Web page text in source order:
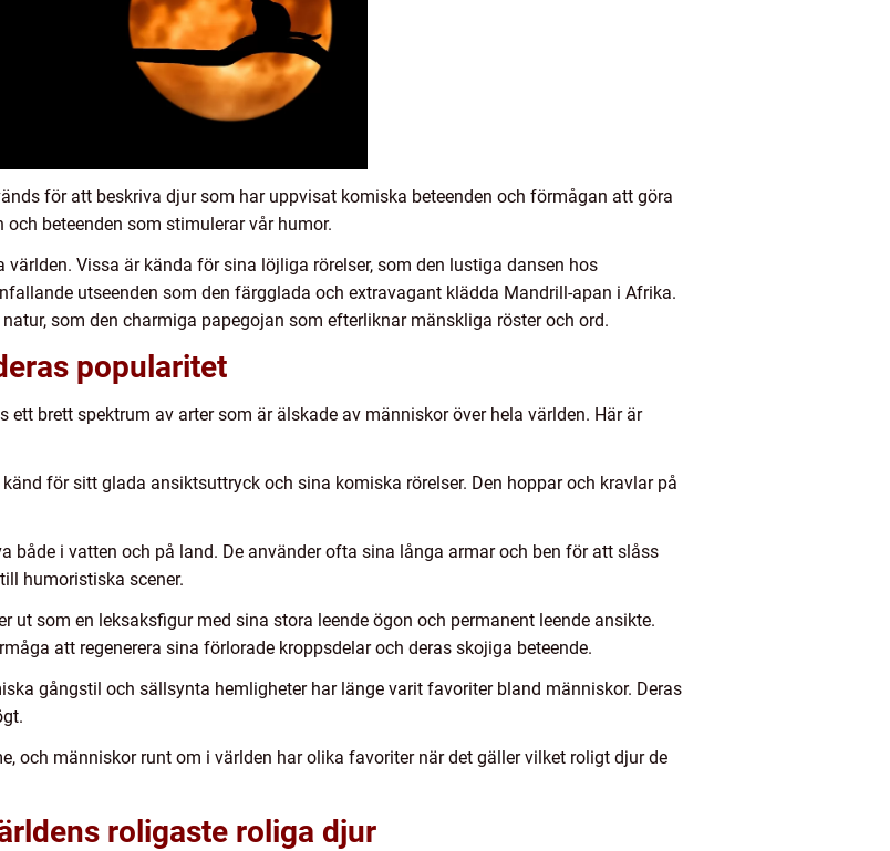
för att beskriva djur som har uppvisat komiska beteenden och förmågan att göra
beteenden som stimulerar vår humor.
Vissa är kända för sina löjliga rörelser, som den lustiga dansen hos
utseenden som den färgglada och extravagant klädda Mandrill-apan i Afrika.
som den charmiga papegojan som efterliknar mänskliga röster och ord.
popularitet
ett brett spektrum av arter som är älskade av människor över hela världen. Här är
för sitt glada ansiktsuttryck och sina komiska rörelser. Den hoppar och kravlar på
både i vatten och på land. De använder ofta sina långa armar och ben för att slåss
humoristiska scener.
ut som en leksaksfigur med sina stora leende ögon och permanent leende ansikte.
att regenerera sina förlorade kroppsdelar och deras skojiga beteende.
gångstil och sällsynta hemligheter har länge varit favoriter bland människor. Deras
och människor runt om i världen har olika favoriter när det gäller vilket roligt djur de
roligaste roliga djur